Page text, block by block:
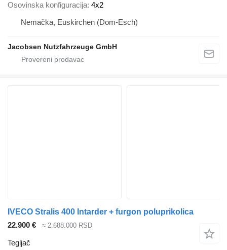
Osovinska konfiguracija 4x2
Nemačka, Euskirchen (Dom-Esch)
Jacobsen Nutzfahrzeuge GmbH
IVECO Stralis 400 Intarder + furgon poluprikolica
22.900 €
≈ 2.688.000 RSD
Tegljač